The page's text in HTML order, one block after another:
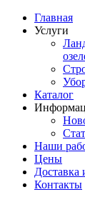
Главная
Услуги
Каталог
Наши
Цены
Доставка
Контакты